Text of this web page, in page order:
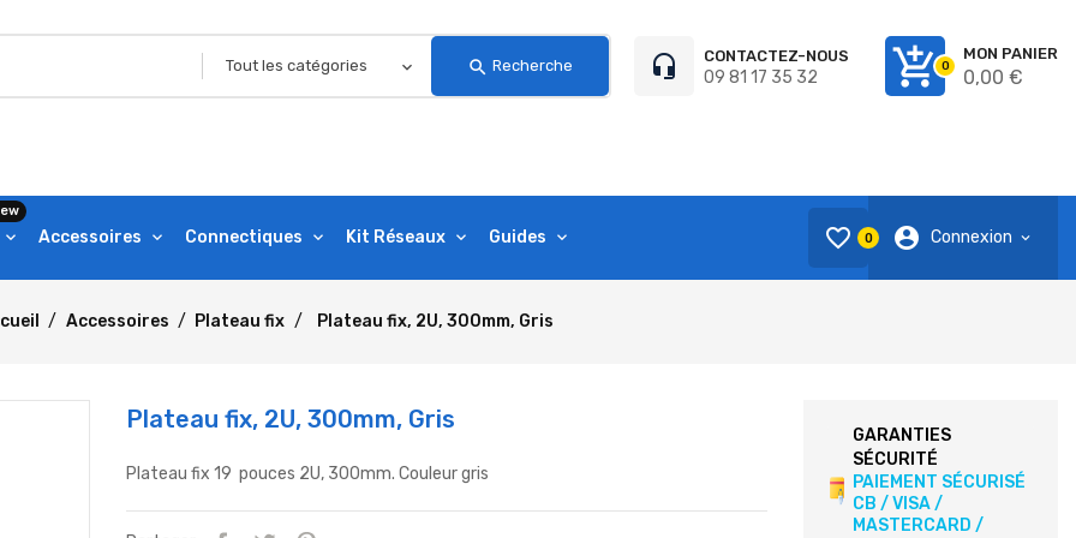
add_shopping_cart0
MON PANIER
0,00 €
headset_mic CONTACTEZ-NOUS
09 81 17 35 32
search Recherche
account_circle Connexion
Accessoires Connectiques Kit Réseaux Guides favorite_border 0
Accessoires Plateau fix Plateau fix, 2U, 300mm, Gris
Plateau fix, 2U, 300mm, Gris
Plateau fix 19 pouces 2U, 300mm. Couleur gris
GARANTIES
SÉCURITÉ
PAIEMENT SÉCURISÉ
CB / VISA /
MASTERCARD /